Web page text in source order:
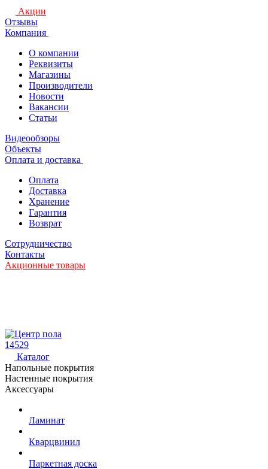
Акции
Отзывы
Компания
О компании
Реквизиты
Магазины
Производители
Новости
Вакансии
Статьи
Видеообзоры
Объекты
Оплата и доставка
Оплата
Доставка
Хранение
Гарантия
Возврат
Сотрудничество
Контакты
Акционные товары
14529
Каталог
Напольные покрытия
Настенные покрытия
Аксессуары
Ламинат
Кварцвинил
Паркетная доска